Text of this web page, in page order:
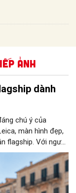
ảnh
dành
chú ý của
màn hình đẹp,
flagship. Với người
chụp ảnh, giải trí,
nhiều điểm đáng